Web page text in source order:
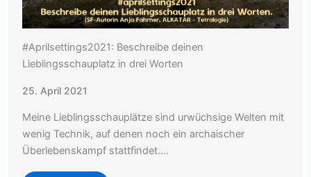
#Aprilsettings2021: Beschreibe deinen
Lieblingsschauplatz in drei Worten
25. April 2021
Meine Lieblingsschauplätze sind urwüchsige Welten mit
wenig Technik, auf denen noch ein archaischer
Überlebenskampf stattfindet….